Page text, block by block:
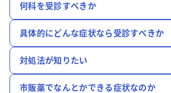
何科を受診すべきか
具体的にどんな症状なら受診すべきか
対処法が知りたい
市販薬でなんとかできる症状なのか